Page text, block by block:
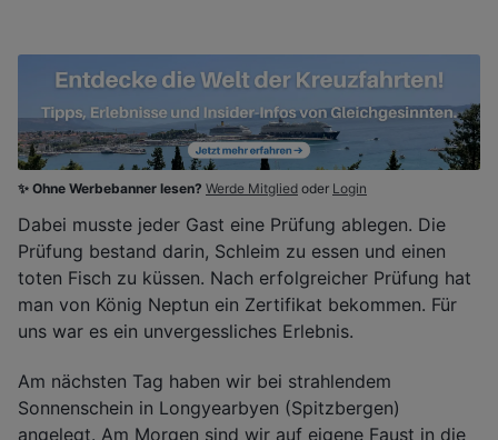
✨ Ohne Werbebanner lesen? Werde Mitglied oder Login
Dabei musste jeder Gast eine Prüfung ablegen. Die
Prüfung bestand darin, Schleim zu essen und einen
toten Fisch zu küssen. Nach erfolgreicher Prüfung hat
man von König Neptun ein Zertifikat bekommen. Für
uns war es ein unvergessliches Erlebnis.
Am nächsten Tag haben wir bei strahlendem
Sonnenschein in Longyearbyen (Spitzbergen)
angelegt. Am Morgen sind wir auf eigene Faust in die